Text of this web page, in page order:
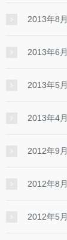
2013年8月
2013年6月
2013年5月
2013年4月
2012年9月
2012年8月
2012年5月